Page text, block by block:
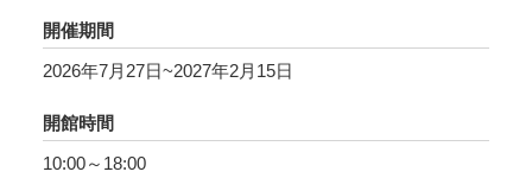
して捉えるのではなく、その小さな命の息吹ま
でをもガラスに写し取ろうとした巨匠たちの精
神世界を、作品を通して紹介します。
開催期間
2026年7月27日~2027年2月15日
開館時間
10:00～18:00